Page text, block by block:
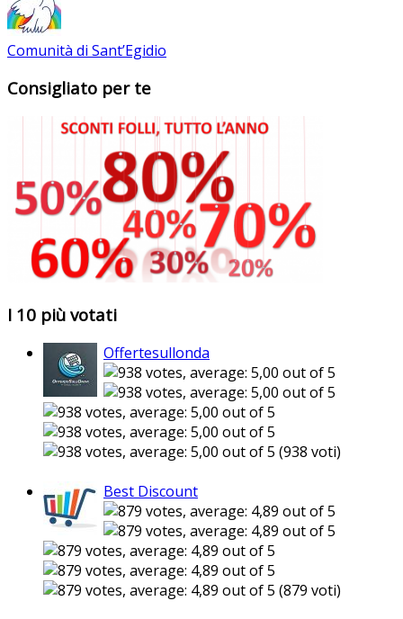
Comunità di Sant’Egidio
Consigliato per te
I 10 più votati
Offertesullonda
(938 voti)
Best Discount
(879 voti)